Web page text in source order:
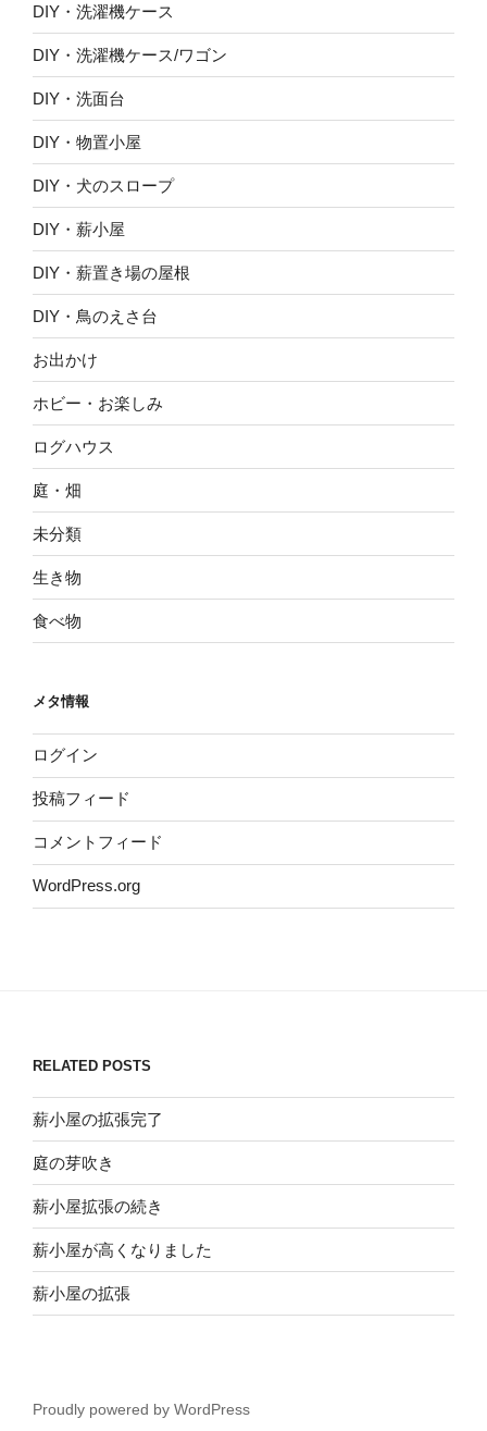
DIY・洗濯機ケース
DIY・洗濯機ケース/ワゴン
DIY・洗面台
DIY・物置小屋
DIY・犬のスロープ
DIY・薪小屋
DIY・薪置き場の屋根
DIY・鳥のえさ台
お出かけ
ホビー・お楽しみ
ログハウス
庭・畑
未分類
生き物
食べ物
メタ情報
ログイン
投稿フィード
コメントフィード
WordPress.org
RELATED POSTS
薪小屋の拡張完了
庭の芽吹き
薪小屋拡張の続き
薪小屋が高くなりました
薪小屋の拡張
Proudly powered by WordPress